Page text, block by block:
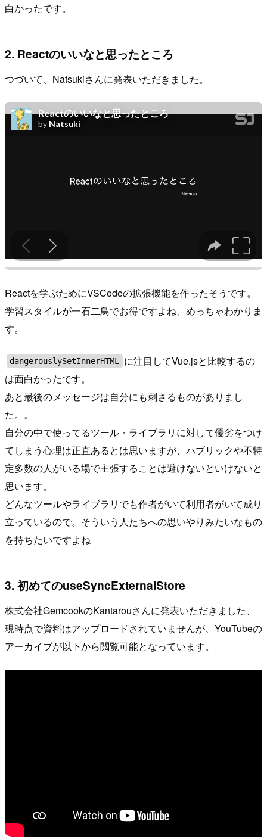
白かったです。
2. Reactのいいなと思ったところ
つづいて、Natsukiさんに発表いただきました。
Reactを学ぶためにVSCodeの拡張機能を作ったそうです。
学習スタイルが一石二鳥でお得ですよね、めっちゃわかりま
す。
dangerouslySetInnerHTML
に注目してVue.jsと比較するの
は面白かったです。
あと最後のメッセージは自分にも刺さるものがありまし
た。。
自分の中で使ってるツール・ライブラリに対して優劣をつけ
てしまう心理は正直あるとは思いますが、パブリックや不特
定多数の人がいる場で主張することは避けないといけないと
思います。
どんなツールやライブラリでも作者がいて利用者がいて成り
立っているので。そういう人たちへの思いやりみたいなもの
を持ちたいですよね
3. 初めてのuseSyncExternalStore
株式会社GemcookのKantarouさんに発表いただきました、
現時点で資料はアップロードされていませんが、YouTubeの
アーカイブが以下から閲覧可能となっています。